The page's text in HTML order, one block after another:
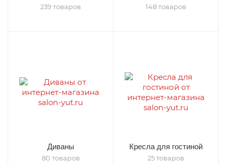
239 товаров 148 товаров
Диваны
80 товаров
Кресла для гостиной
25 товаров